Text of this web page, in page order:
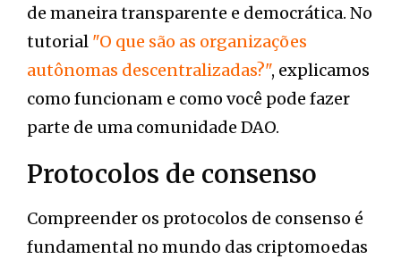
de maneira transparente e democrática. No
tutorial "O que são as organizações
autônomas descentralizadas?", explicamos
como funcionam e como você pode fazer
parte de uma comunidade DAO.
Protocolos de consenso
Compreender os protocolos de consenso é
fundamental no mundo das criptomoedas